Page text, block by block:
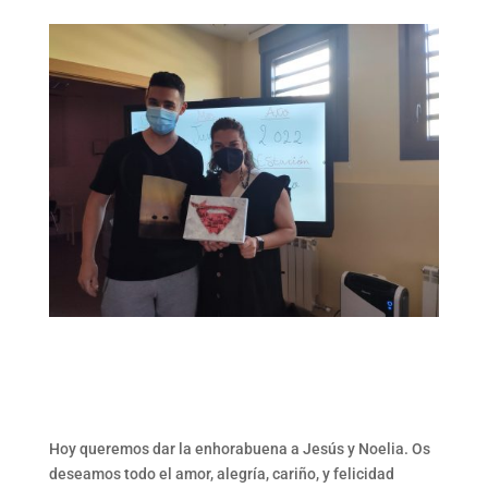
Hoy queremos dar la enhorabuena a Jesús y Noelia. Os
deseamos todo el amor, alegría, cariño, y felicidad